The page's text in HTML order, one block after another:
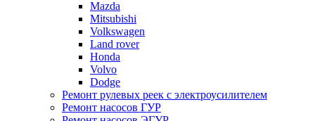
Mazda
Mitsubishi
Volkswagen
Land rover
Honda
Volvo
Dodge
Ремонт рулевых реек с электроусилителем
Ремонт насосов ГУР